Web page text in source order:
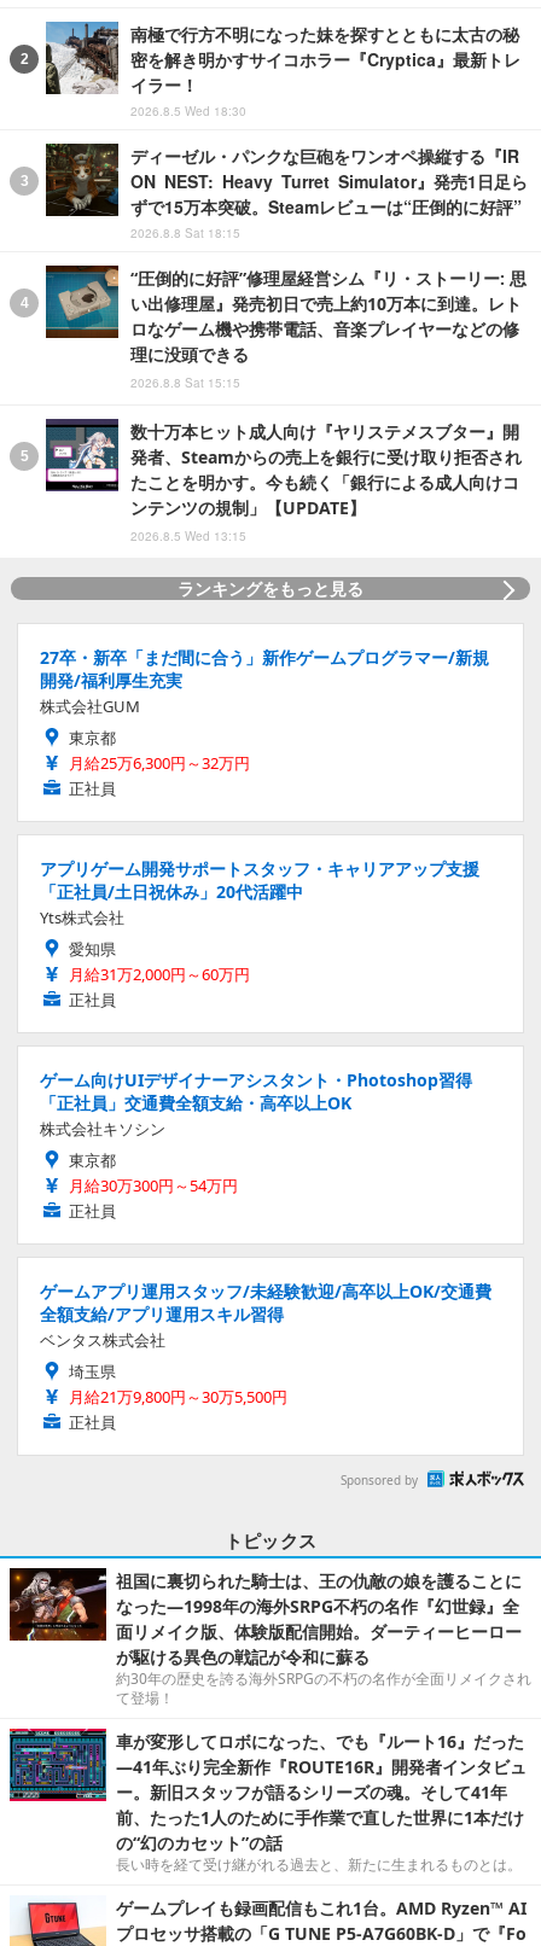
南極で行方不明になった妹を探すとともに太古の秘
密を解き明かすサイコホラー『Cryptica』最新トレ
イラー！
2026.8.5 Wed 18:30
ディーゼル・パンクな巨砲をワンオペ操縦する『IR
ON NEST: Heavy Turret Simulator』発売1日足ら
ずで15万本突破。Steamレビューは“圧倒的に好評”
2026.8.8 Sat 18:15
“圧倒的に好評”修理屋経営シム『リ・ストーリー: 思
い出修理屋』発売初日で売上約10万本に到達。レト
ロなゲーム機や携帯電話、音楽プレイヤーなどの修
理に没頭できる
2026.8.8 Sat 15:15
数十万本ヒット成人向け『ヤリステメスブター』開
発者、Steamからの売上を銀行に受け取り拒否され
たことを明かす。今も続く「銀行による成人向けコ
ンテンツの規制」【UPDATE】
2026.8.5 Wed 13:15
ランキングをもっと見る
27卒・新卒「まだ間に合う」新作ゲームプログラマー/新規
開発/福利厚生充実
株式会社GUM
東京都
月給25万6,300円～32万円
正社員
アプリゲーム開発サポートスタッフ・キャリアアップ支援
「正社員/土日祝休み」20代活躍中
Yts株式会社
愛知県
月給31万2,000円～60万円
正社員
ゲーム向けUIデザイナーアシスタント・Photoshop習得
「正社員」交通費全額支給・高卒以上OK
株式会社キソシン
東京都
月給30万300円～54万円
正社員
ゲームアプリ運用スタッフ/未経験歓迎/高卒以上OK/交通費
全額支給/アプリ運用スキル習得
ベンタス株式会社
埼玉県
月給21万9,800円～30万5,500円
正社員
Sponsored by
トピックス
祖国に裏切られた騎士は、王の仇敵の娘を護ることに
なった―1998年の海外SRPG不朽の名作『幻世録』全
面リメイク版、体験版配信開始。ダーティーヒーロー
が駆ける異色の戦記が令和に蘇る
約30年の歴史を誇る海外SRPGの不朽の名作が全面リメイクされ
て登場！
車が変形してロボになった、でも『ルート16』だった
―41年ぶり完全新作『ROUTE16R』開発者インタビュ
ー。新旧スタッフが語るシリーズの魂。そして41年
前、たった1人のために手作業で直した世界に1本だけ
の“幻のカセット”の話
長い時を経て受け継がれる過去と、新たに生まれるものとは。
ゲームプレイも録画配信もこれ1台。AMD Ryzen™ AI
プロセッサ搭載の「G TUNE P5-A7G60BK-D」で『Fo